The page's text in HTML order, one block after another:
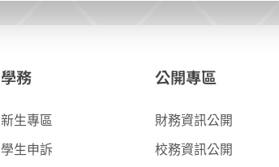
學務
新生專區
學生申訴
公開專區
財務資訊公開
校務資訊公開